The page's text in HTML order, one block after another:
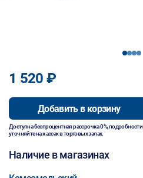
1234
1 520 ₽
Добавить в корзину
Доступна беспроцентная рассрочка 0%, подробности
уточняйте на кассах в торговых залах.
Наличие в магазинах